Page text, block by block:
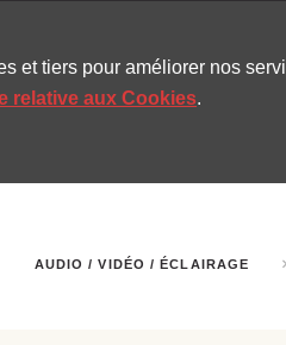
AUDIO / VIDÉO / ÉCLAIRAGE
et tiers pour améliorer nos
relative aux Cookies.